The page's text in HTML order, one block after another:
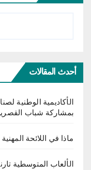
أحدث المقالات
الأكاديمية الوطنية
بمشاركة شباب
ماذا في اللائحة المهنية